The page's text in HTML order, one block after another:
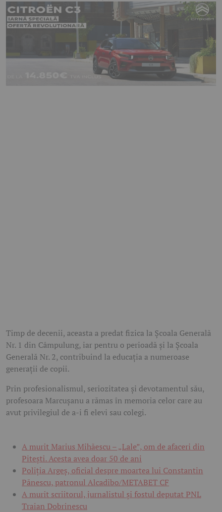
Timp de decenii, aceasta a predat fizica la Școala Generală
Nr. 1 din Câmpulung, iar pentru o perioadă și la Școala
Generală Nr. 2, contribuind la educația a numeroase
generații de copii.
Prin profesionalismul, seriozitatea și devotamentul său,
profesoara Marcușanu a rămas în memoria celor care au
avut privilegiul de a-i fi elevi sau colegi.
A murit Marius Mihăescu – „Lale”, om de afaceri din
Pitești. Acesta avea doar 50 de ani
Poliția Argeș, oficial despre moartea lui Constantin
Pănescu, patronul Alcadibo/METABET CF
A murit scriitorul, jurnalistul și fostul deputat PNL
Traian Dobrinescu